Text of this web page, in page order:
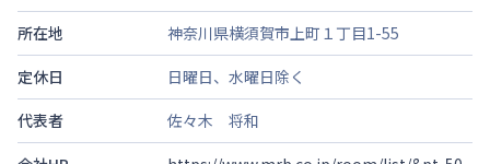
所在地
神奈川県横須賀市上町１丁目1-55
定休日
日曜日、水曜日除く
代表者
佐々木 将和